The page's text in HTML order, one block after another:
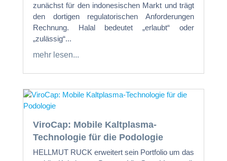
zunächst für den indonesischen Markt und trägt
den dortigen regulatorischen Anforderungen
Rechnung. Halal bedeutet „erlaubt“ oder
„zulässig“...
mehr lesen...
ViroCap: Mobile Kaltplasma-
Technologie für die Podologie
HELLMUT RUCK erweitert sein Portfolio um das